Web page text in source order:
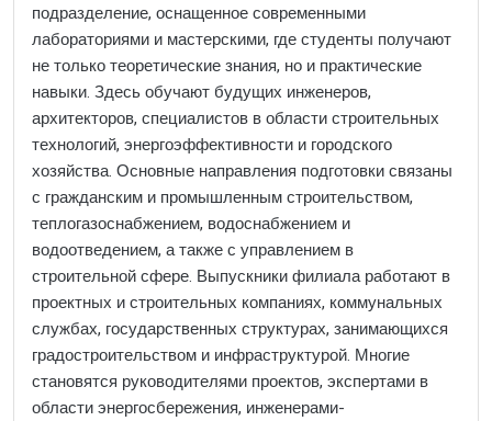
подразделение, оснащенное современными
лабораториями и мастерскими, где студенты получают
не только теоретические знания, но и практические
навыки. Здесь обучают будущих инженеров,
архитекторов, специалистов в области строительных
технологий, энергоэффективности и городского
хозяйства. Основные направления подготовки связаны
с гражданским и промышленным строительством,
теплогазоснабжением, водоснабжением и
водоотведением, а также с управлением в
строительной сфере. Выпускники филиала работают в
проектных и строительных компаниях, коммунальных
службах, государственных структурах, занимающихся
градостроительством и инфраструктурой. Многие
становятся руководителями проектов, экспертами в
области энергосбережения, инженерами-